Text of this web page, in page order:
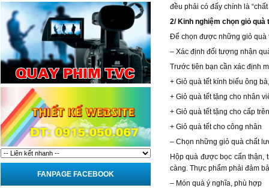
FANPAGE FACEBOOK
đều phải có đấy chính là
2/ Kinh nghiệm chọn giỏ
Để chọn được những giỏ quà
– Xác định đối tượng nhận
Trước tiên bạn cần xác định
+ Giỏ quà tết kính biếu ông
+ Giỏ quà tết tặng cho nhân
+ Giỏ quà tết tặng cho cấp trên
+ Giỏ quà tết cho công nhân
– Chọn những giỏ quà chất
Hộp quà được bọc cẩn thận,
càng. Thực phẩm phải đảm
– Món quà ý nghĩa, phù hợp